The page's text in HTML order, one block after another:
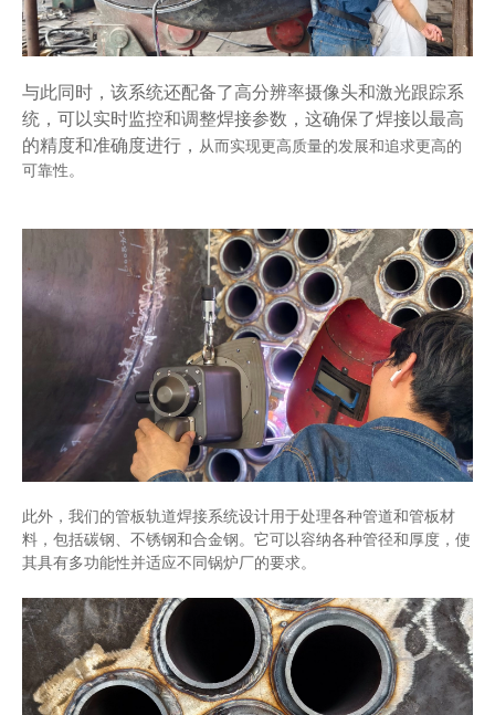
与此同时， 该系统还配备了高分辨率摄像头和激光跟踪系
统，可以实时监控和调整焊接参数 ， 这确保了焊接以最高
的精度和准确度进行 ， 从而实现更高质量的发展和追求更高的
可靠性。
此外，我们的管板轨道焊接系统设计用于处理各种管道和管板材
料，包括碳钢、不锈钢和合金钢。 它可以容纳各种管径和厚度，使
其具有多功能性并适应不同锅炉厂的要求。